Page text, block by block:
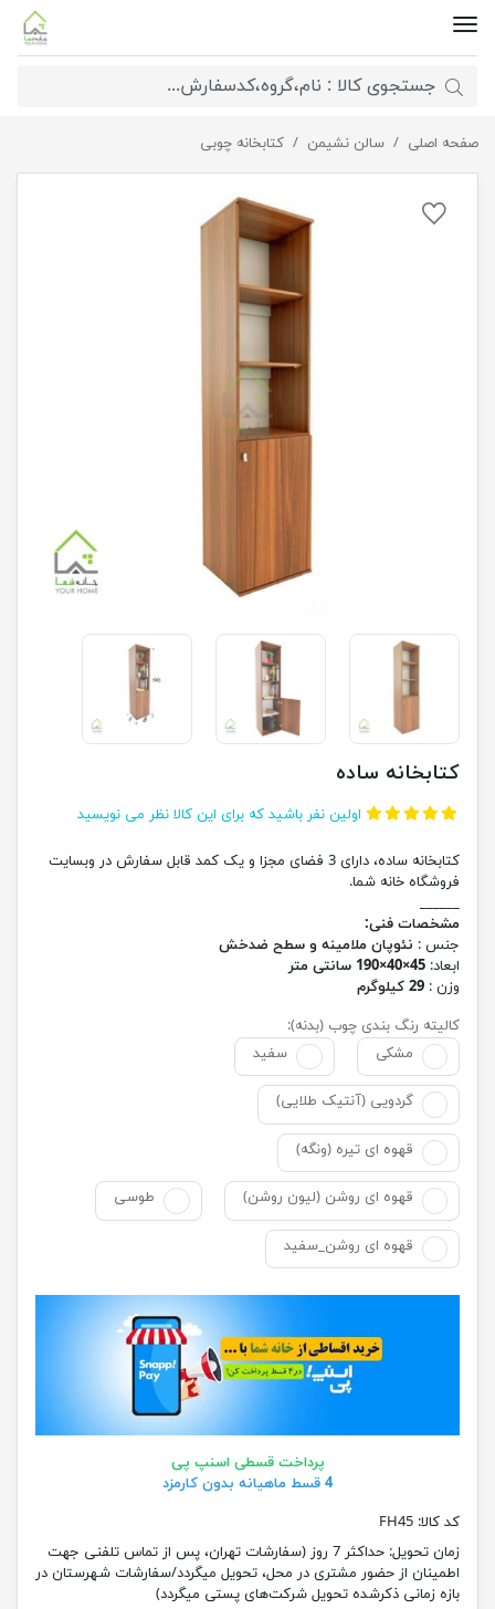
صفحه اصلی سالن نشیمن کتابخانه چوبی کتابخانه ساده
کتابخانه ساده
اولین نفر باشید که برای این کالا نظر می نویسید
کتابخانه ساده، دارای 3 فضای مجزا و یک کمد قابل سفارش در وبسایت
فروشگاه خانه شما.
______
مشخصات فنی:
جنس : نئوپان ملامینه و سطح ضدخش
ابعاد: 45×40×190 سانتی متر
وزن : 29 کیلوگرم
کالیته رنگ بندی چوب (بدنه):
مشکی
سفید
گردویی (آنتیک طلایی)
قهوه ای تیره (ونگه)
قهوه ای روشن (لیون روشن) طوسی
قهوه ای روشن_سفید
پرداخت قسطی اسنپ پی
4 قسط ماهیانه بدون کارمزد
کد کالا: FH45
زمان تحویل:
حداکثر 7 روز (سفارشات تهران، پس از تماس تلفنی جهت
اطمینان از حضور مشتری در محل، تحویل میگردد/سفارشات شهرستان در
بازه زمانی ذکرشده تحویل شرکت‌های پستی میگردد)